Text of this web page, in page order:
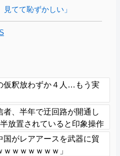
てて恥ずかしい」
仮釈放わずか４人…もう実
者、半年で迂回路が開通し
放置されていると印象操作
国がレアアースを武器に貿
ｗｗｗｗｗｗ」